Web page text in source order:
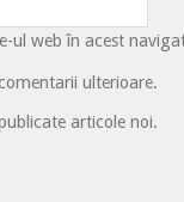
ul web în acest
ulterioare.
articole noi.